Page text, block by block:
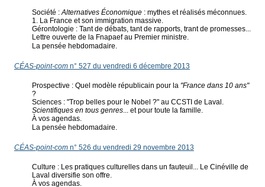
Société :Alternatives Économique: mythes et réalisés méconnues.
1. La France et son immigration massive.
Gérontologie : Tant de débats, tant de rapports, trant de promesses...
Lettre ouverte de la Fnapaef au Premier ministre.
La pensée hebdomadaire.
CÉAS-point-comn° 527 du vendredi 6 décembre 2013
Prospective : Quel modèle républicain pour la "France dans 10 ans"
?
Sciences : "Trop belles pour le Nobel ?" au CCSTI de Laval.
Scientifiques en tous genres... et pour toute la famille.
À vos agendas.
La pensée hebdomadaire.
CÉAS-point-comn° 526 du vendredi 29 novembre 2013
Culture : Les pratiques culturelles dans un fauteuil... Le Cinéville de
Laval diversifie son offre.
À vos agendas.